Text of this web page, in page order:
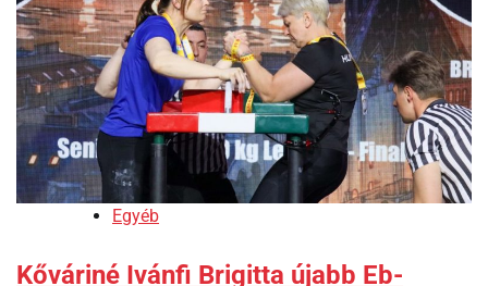
Egyéb
Kőváriné Ivánfi Brigitta újabb Eb-